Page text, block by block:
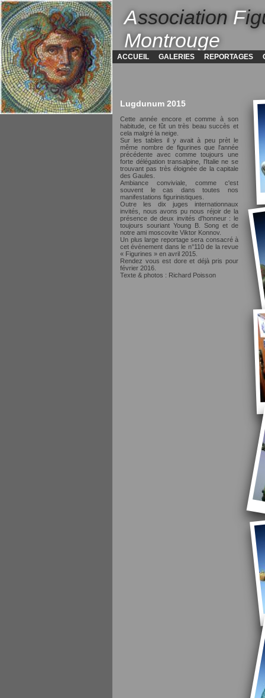
Association F
Montrouge
ACCUEIL GALERIES REPORTAGES
Lugdunum 2015
Cette année encore et comme à son
habitude, ce fût un très beau succès et
cela malgré la neige.
Sur les tables il y avait à peu prèt le
même nombre de figurines que l'année
précédente avec comme toujours une
forte délégation transalpine, l'Italie ne se
trouvant pas très éloignée de la capitale
des Gaules.
Ambiance conviviale, comme c'est
souvent le cas dans toutes nos
manifestations figurinistiques.
Outre les dix juges internationnaux
invités, nous avons pu nous réjoir de la
présence de deux invités d'honneur : le
toujours souriant Young B. Song et de
notre ami moscovite Viktor Konnov.
Un plus large reportage sera consacré à
cet événement dans le n°110 de la revue
« Figurines » en avril 2015.
Rendez vous est dore et déjà pris pour
février 2016.
Texte & photos : Richard Poisson